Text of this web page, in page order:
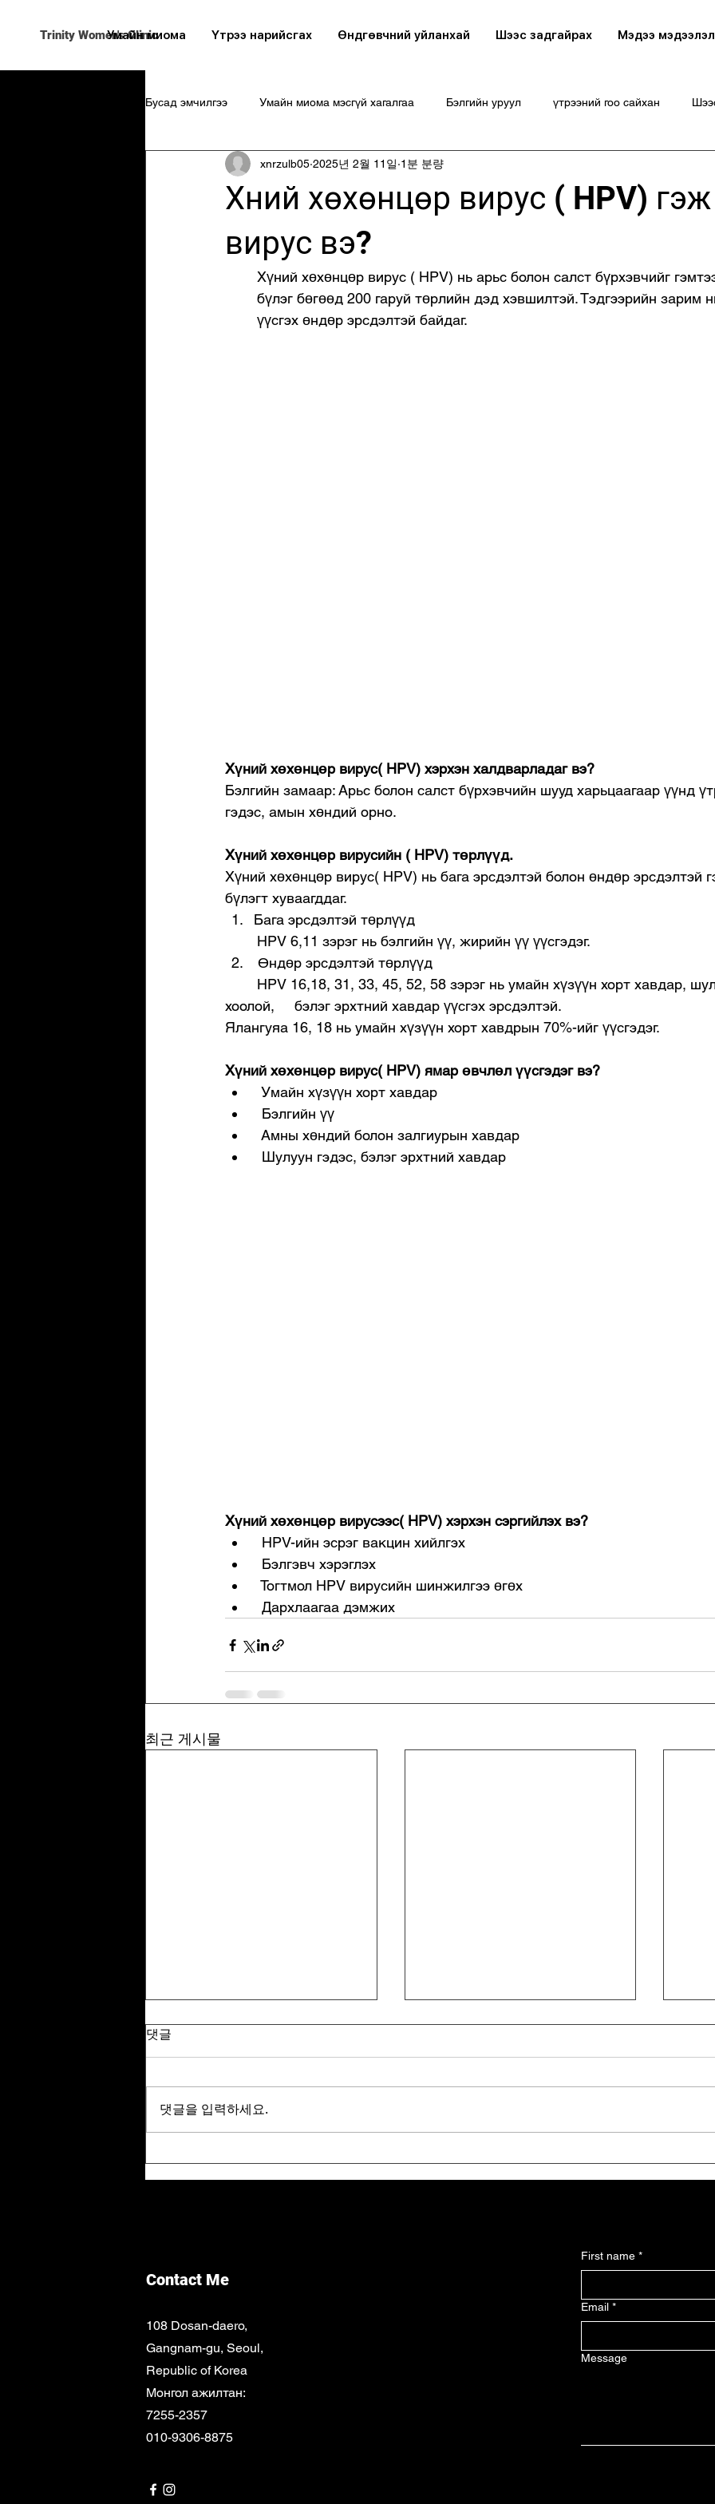
Trinity Women's Clinic
Умайн миома Үтрээ нарийсгах Өндгөвчний уйланхай Шээс задгайрах Мэдээ мэдээлэл
Бусад эмчилгээ Умайн миома мэсгүй хагалгаа Бэлгийн уруул үтрээний гоо сайхан
Хүний хөхөнцөр вирус ( HPV)
вирус вэ?
xnrzulb05 2025년 2월 11일 1분 분량
Хүний хөхөнцөр вирус ( HPV) нь арьс болон салст бүрхэвчийг
бүлэг бөгөөд 200 гаруй төрлийн дэд хэвшилтэй. Тэдгээрийн зарим
үүсгэх өндөр эрсдэлтэй байдаг.
Хүний хөхөнцөр вирус( HPV) хэрхэн халдварладаг вэ?
Бэлгийн замаар: Арьс болон салст бүрхэвчийн шууд харьцаагаар үүнд
гэдэс, амын хөндий орно.
Хүний хөхөнцөр вирусийн ( HPV) төрлүүд.
Хүний хөхөнцөр вирус( HPV) нь бага эрсдэлтэй болон өндөр эрсдэлтэй
бүлэгт хуваагддаг.
Бага эрсдэлтэй төрлүүд
HPV 6,11 зэрэг нь бэлгийн үү, жирийн үү үүсгэдэг.
Өндөр эрсдэлтэй төрлүүд
HPV 16,18, 31, 33, 45, 52, 58 зэрэг нь умайн хүзүүн хорт хавдар,
хоолой,     бэлэг эрхтний хавдар үүсгэх эрсдэлтэй.
Ялангуяа 16, 18 нь умайн хүзүүн хорт хавдрын 70%-ийг үүсгэдэг.
Хүний хөхөнцөр вирус( HPV) ямар өвчлөл үүсгэдэг вэ?
Умайн хүзүүн хорт хавдар
Бэлгийн үү
Амны хөндий болон залгиурын хавдар
Шулуун гэдэс, бэлэг эрхтний хавдар
Хүний хөхөнцөр вирусээс( HPV) хэрхэн сэргийлэх вэ?
HPV-ийн эсрэг вакцин хийлгэх
Бэлгэвч хэрэглэх
Тогтмол HPV вирусийн шинжилгээ өгөх
Дархлаагаа дэмжих
최근 게시물
댓글
댓글을 입력하세요.
Contact Me
108 Dosan-daero,
Gangnam-gu, Seoul,
Republic of Korea
Монгол ажилтан:
7255-2357
010-9306-8875
First name *
Email *
Message